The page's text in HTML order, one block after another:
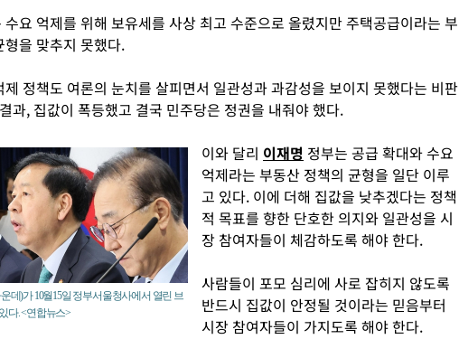
요 억제를 위해 보유세를 사상 최고 수준으로 올렸지만 주택공급이라는 부
을 맞추지 못했다.
제 정책도 여론의 눈치를 살피면서 일관성과 과감성을 보이지 못했다는 비판
과, 집값이 폭등했고 결국 민주당은 정권을 내줘야 했다.
데)가 10월15일 정부서울청사에서 열린 브
다. <연합뉴스>
이와 달리 이재명 정부는 공급 확대와 수요
억제라는 부동산 정책의 균형을 일단 이루
고 있다. 이에 더해 집값을 낮추겠다는 정책
적 목표를 향한 단호한 의지와 일관성을 시
장 참여자들이 체감하도록 해야 한다.
사람들이 포모 심리에 사로 잡히지 않도록
반드시 집값이 안정될 것이라는 믿음부터
시장 참여자들이 가지도록 해야 한다.